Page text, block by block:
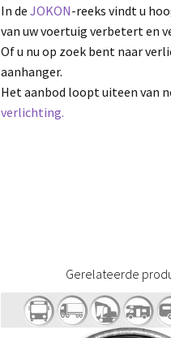
In deJOKON-reeks vindt u
van uw voertuig verbetert en
Of u nu op zoek bent naar
aanhanger.
Het aanbod loopt uiteen van
verlichting.
Gerelateerde